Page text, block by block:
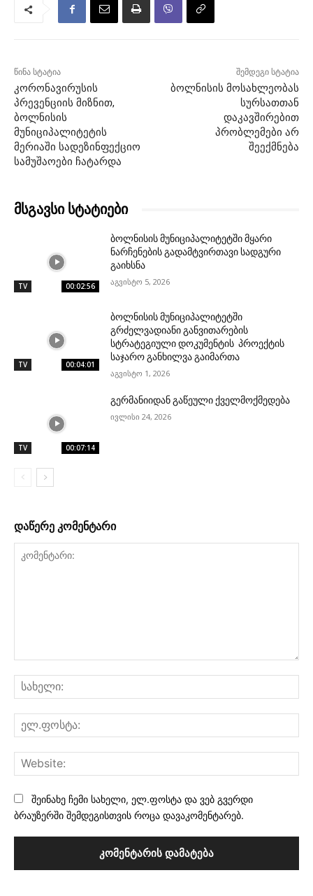
წინა სტატია
კორონავირუსის
პრევენციის მიზნით,
ბოლნისის
მუნიციპალიტეტის
მერიაში სადეზინფექციო
სამუშაოები ჩატარდა
შემდეგი სტატია
ბოლნისის მოსახლეობას
სურსათთან
დაკავშირებით
პრობლემები არ
შეექმნება
მსგავსი სტატიები
TV 00:02:56
ბოლნისის მუნიციპალიტეტში მყარი
ნარჩენების გადამტვირთავი სადგური
გაიხსნა
აგვისტო 5, 2026
TV 00:04:01
ბოლნისის მუნიციპალიტეტში
გრძელვადიანი განვითარების
სტრატეგიული დოკუმენტის პროექტის
საჯარო განხილვა გაიმართა
აგვისტო 1, 2026
TV 00:07:14
გერმანიიდან გაწეული ქველმოქმედება
ივლისი 24, 2026
დაწერე კომენტარი
შეინახე ჩემი სახელი, ელ.ფოსტა და ვებ გვერდი
ბრაუზერში შემდეგისთვის როცა დავაკომენტარებ.